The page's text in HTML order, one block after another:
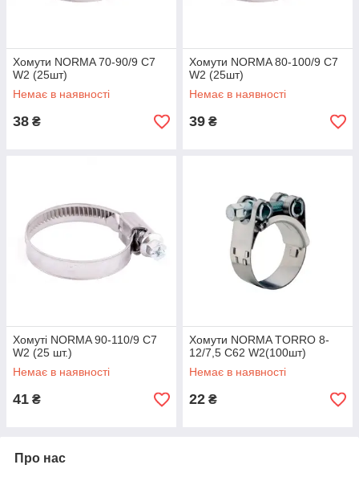
Хомути NORMA 70-90/9 C7
W2 (25шт)
Немає в наявності
38 ₴
Хомути NORMA 80-100/9 C7
W2 (25шт)
Немає в наявності
39 ₴
Хомуті NORMA 90-110/9 C7
W2 (25 шт.)
Немає в наявності
41 ₴
Хомути NORMA TORRO 8-
12/7,5 C62 W2(100шт)
Немає в наявності
22 ₴
Про нас